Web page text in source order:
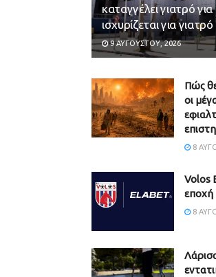
καταγγέλει γιατρό για
ισχυρίζεται για γιατρό
9 ΑΥΓΟΎΣΤΟΥ, 2026
Πώς
οι
8
Volos
εποχή
8